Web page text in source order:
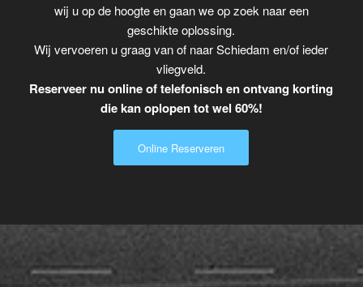
wij u op de hoogte en gaan we op zoek naar een
geschikte oplossing.
Wij vervoeren u graag van of naar Schiedam en/of ieder
vliegveld.
Reserveer nu online of telefonisch en ontvang korting
die kan oplopen tot wel 60%!
Online Reserveren